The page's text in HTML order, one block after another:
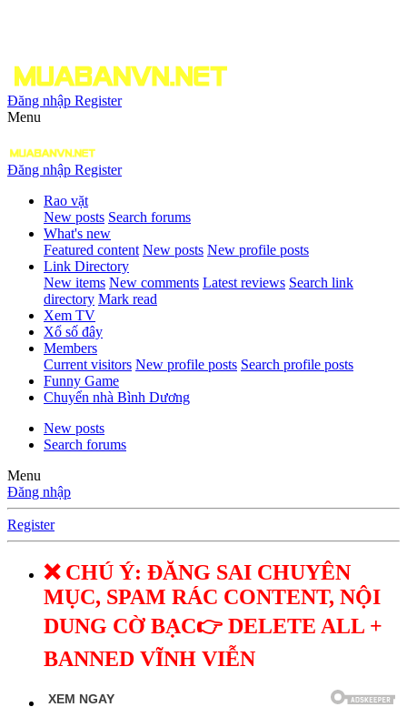
Đăng nhập Register
Menu
Đăng nhập Register
Rao vặt
New posts Search forums
What's new
Featured content New posts New profile posts
Link Directory
New items New comments Latest reviews Search link
directory Mark read
Xem TV
Xổ số đây
Members
Current visitors New profile posts Search profile posts
Funny Game
Chuyển nhà Bình Dương
New posts
Search forums
Menu
Đăng nhập
Register
❌ CHÚ Ý: ĐĂNG SAI CHUYÊN
MỤC, SPAM RÁC CONTENT, NỘI
DUNG CỜ BẠC👉 DELETE ALL +
BANNED VĨNH VIỄN